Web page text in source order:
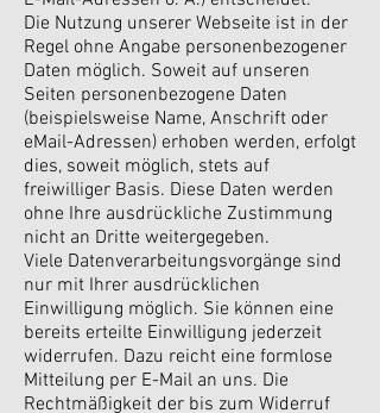
Die Nutzung unserer Webseite ist in der
Regel ohne Angabe personenbezogener
Daten möglich. Soweit auf unseren
Seiten personenbezogene Daten
(beispielsweise Name, Anschrift oder
eMail-Adressen) erhoben werden, erfolgt
dies, soweit möglich, stets auf
freiwilliger Basis. Diese Daten werden
ohne Ihre ausdrückliche Zustimmung
nicht an Dritte weitergegeben.
Viele Datenverarbeitungsvorgänge sind
nur mit Ihrer ausdrücklichen
Einwilligung möglich. Sie können eine
bereits erteilte Einwilligung jederzeit
widerrufen. Dazu reicht eine formlose
Mitteilung per E-Mail an uns. Die
Rechtmäßigkeit der bis zum Widerruf